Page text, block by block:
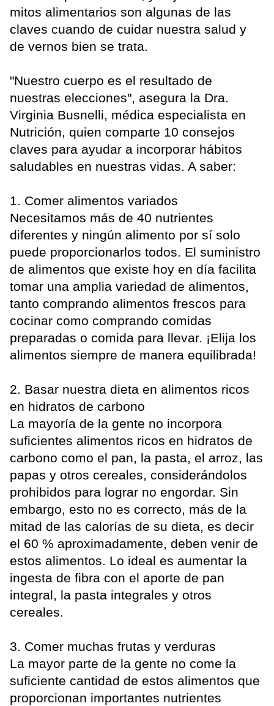
mitos alimentarios son algunas de las
claves cuando de cuidar nuestra salud y
de vernos bien se trata.
"Nuestro cuerpo es el resultado de
nuestras elecciones", asegura la Dra.
Virginia Busnelli, médica especialista en
Nutrición, quien comparte 10 consejos
claves para ayudar a incorporar hábitos
saludables en nuestras vidas. A saber:
1. Comer alimentos variados
Necesitamos más de 40 nutrientes
diferentes y ningún alimento por sí solo
puede proporcionarlos todos. El suministro
de alimentos que existe hoy en día facilita
tomar una amplia variedad de alimentos,
tanto comprando alimentos frescos para
cocinar como comprando comidas
preparadas o comida para llevar. ¡Elija los
alimentos siempre de manera equilibrada!
2. Basar nuestra dieta en alimentos ricos
en hidratos de carbono
La mayoría de la gente no incorpora
suficientes alimentos ricos en hidratos de
carbono como el pan, la pasta, el arroz, las
papas y otros cereales, considerándolos
prohibidos para lograr no engordar. Sin
embargo, esto no es correcto, más de la
mitad de las calorías de su dieta, es decir
el 60 % aproximadamente, deben venir de
estos alimentos. Lo ideal es aumentar la
ingesta de fibra con el aporte de pan
integral, la pasta integrales y otros
cereales.
3. Comer muchas frutas y verduras
La mayor parte de la gente no come la
suficiente cantidad de estos alimentos que
proporcionan importantes nutrientes